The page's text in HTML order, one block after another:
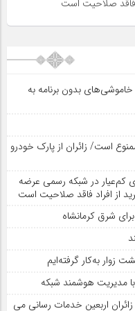
فاقد صلاحیت است
خاموشی‌های بدون برنامه به
است/ زائران از پارک خودرو
کم‌عیار در شبکه رسمی عرضه
از افراد فاقد صلاحیت است
شرق کرمانشاه
زوار به‌کار گرفته‌ایم
مدیریت هوشمند شبکه
اربعین خدمات رسانی می